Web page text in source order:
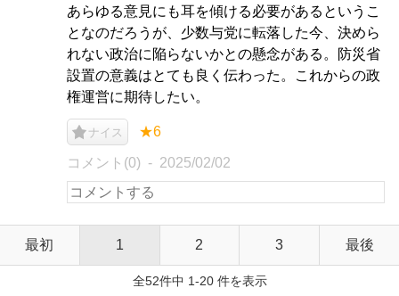
あらゆる意見にも耳を傾ける必要があるというこ
となのだろうが、少数与党に転落した今、決めら
れない政治に陥らないかとの懸念がある。防災省
設置の意義はとても良く伝わった。これからの政
権運営に期待したい。
ナイス ★6
コメント(0) 2025/02/02
最初 1 2 3 最後
全52件中 1-20 件を表示